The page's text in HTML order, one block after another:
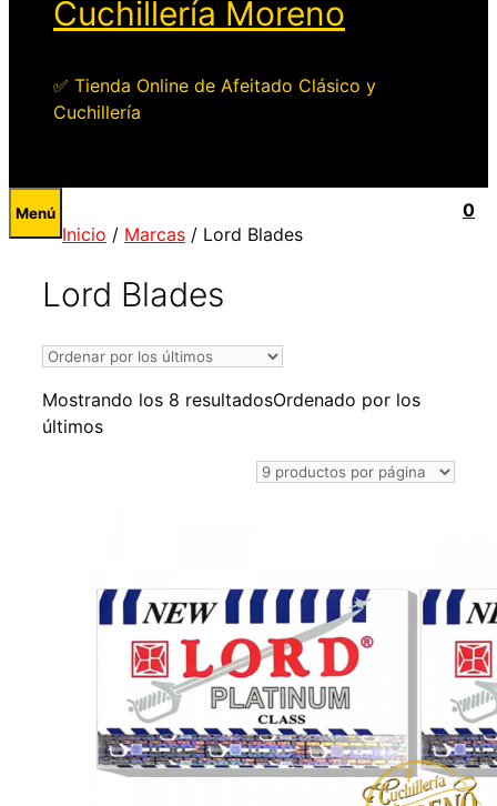
Cuchillería Moreno
✅ Tienda Online de Afeitado Clásico y
Cuchillería
0
Menú
Inicio / Marcas / Lord Blades
Lord Blades
Mostrando los 8 resultadosOrdenado por los
últimos